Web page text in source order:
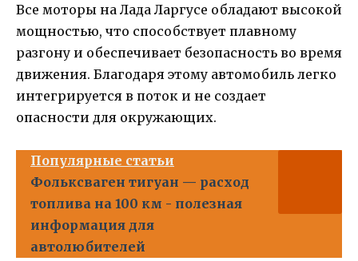
Все моторы на Лада Ларгусе обладают высокой
мощностью, что способствует плавному
разгону и обеспечивает безопасность во время
движения. Благодаря этому автомобиль легко
интегрируется в поток и не создает
опасности для окружающих.
Популярные статьи
Фольксваген тигуан — расход
топлива на 100 км - полезная
информация для
автолюбителей